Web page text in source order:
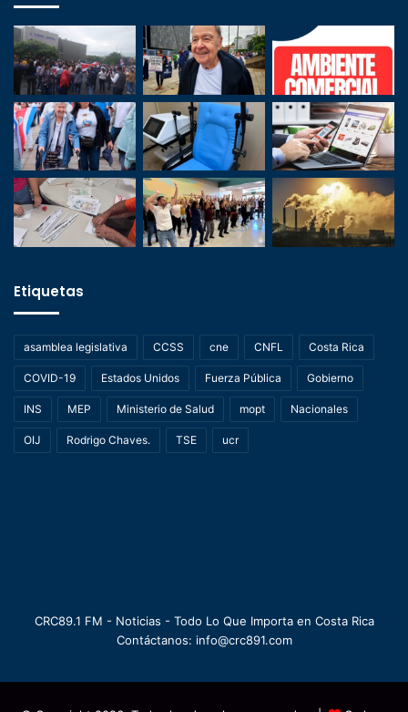
Etiquetas
asamblea legislativa CCSS cne CNFL Costa Rica
COVID-19 Estados Unidos Fuerza Pública Gobierno
INS MEP Ministerio de Salud mopt Nacionales
OIJ Rodrigo Chaves. TSE ucr
CRC89.1 FM - Noticias - Todo Lo Que Importa en Costa Rica
Contáctanos: info@crc891.com